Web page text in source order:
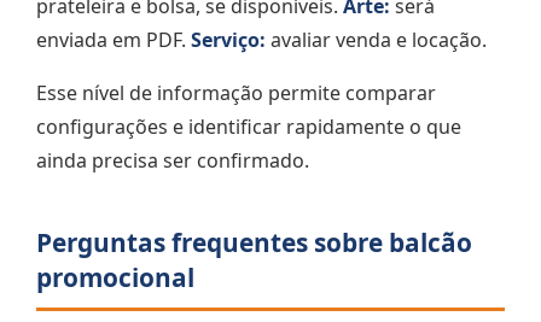
prateleira e bolsa, se disponíveis. Arte: será
enviada em PDF. Serviço: avaliar venda e locação.
Esse nível de informação permite comparar
configurações e identificar rapidamente o que
ainda precisa ser confirmado.
Perguntas frequentes sobre balcão
promocional